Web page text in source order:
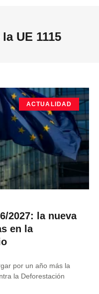
UE 1115
ACTUALIDAD
2027: la nueva
en la
por un año más la
la Deforestación